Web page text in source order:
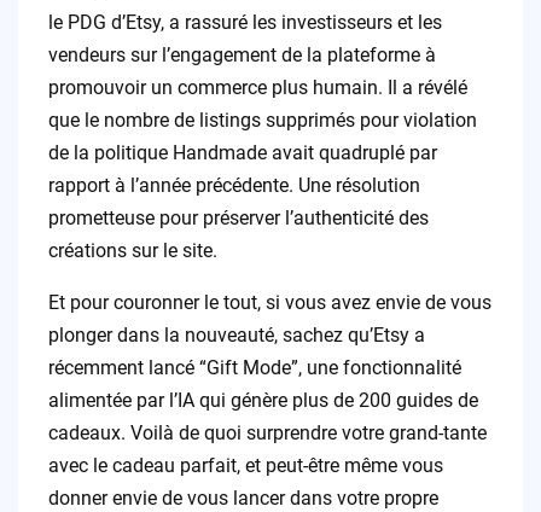
le PDG d’Etsy, a rassuré les investisseurs et les
vendeurs sur l’engagement de la plateforme à
promouvoir un commerce plus humain. Il a révélé
que le nombre de listings supprimés pour violation
de la politique Handmade avait quadruplé par
rapport à l’année précédente. Une résolution
prometteuse pour préserver l’authenticité des
créations sur le site.
Et pour couronner le tout, si vous avez envie de vous
plonger dans la nouveauté, sachez qu’Etsy a
récemment lancé “Gift Mode”, une fonctionnalité
alimentée par l’IA qui génère plus de 200 guides de
cadeaux. Voilà de quoi surprendre votre grand-tante
avec le cadeau parfait, et peut-être même vous
donner envie de vous lancer dans votre propre